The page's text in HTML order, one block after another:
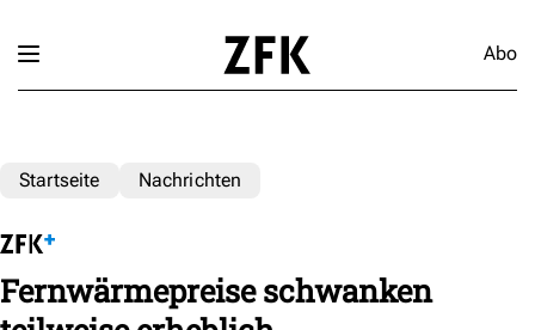
Abo
Startseite Nachrichten
Fernwärmepreise schwanken